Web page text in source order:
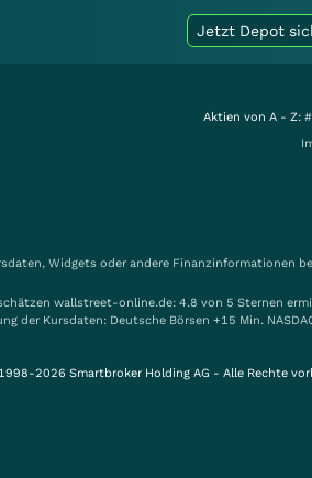
Jetzt Depot
Aktien von A - Z: #
Widgets oder andere Finanzinformationen
wallstreet-online.de: 4.8 von 5 Sternen
der Kursdaten: Deutsche Börsen +15 Min.
2026 Smartbroker Holding AG - Alle Rechte